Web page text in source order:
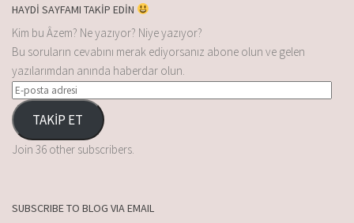
HAYDİ SAYFAMI TAKİP EDİN
Kim bu Âzem? Ne yazıyor? Niye yazıyor?
Bu soruların cevabını merak ediyorsanız abone olun ve gelen
yazılarımdan anında haberdar olun.
TAKİP ET
Join 36 other subscribers.
SUBSCRIBE TO BLOG VIA EMAIL